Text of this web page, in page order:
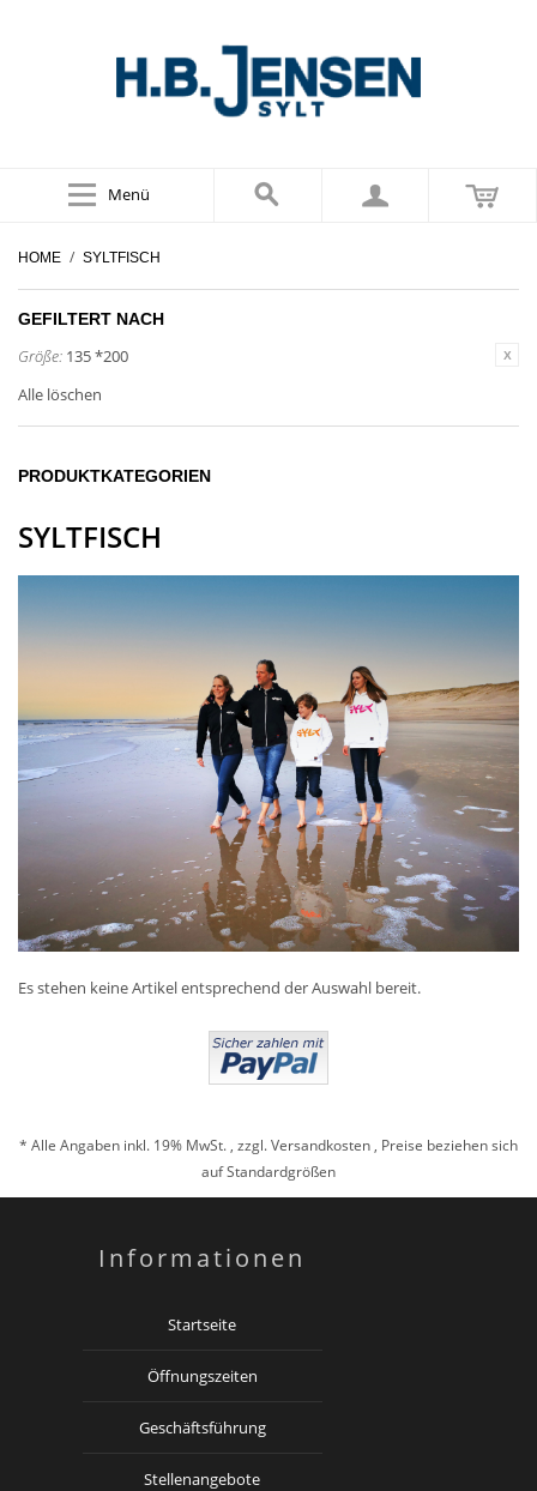
Menü
HOME / SYLTFISCH
GEFILTERT NACH
Größe: 135 *200
Alle löschen
PRODUKTKATEGORIEN
SYLTFISCH
Es stehen keine Artikel entsprechend der Auswahl bereit.
* Alle Angaben inkl. 19% MwSt. , zzgl.Versandkosten , Preise beziehen sich
auf Standardgrößen
Informationen
Startseite
Öffnungszeiten
Geschäftsführung
Stellenangebote